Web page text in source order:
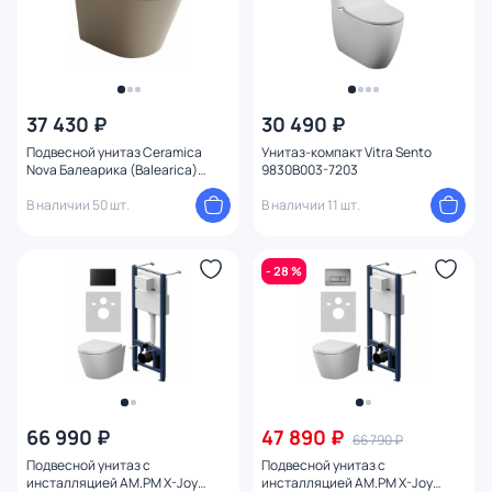
37 430 ₽
Подвесной унитаз Ceramica
Nova Балеарика (Balearica)
микролифтом
В наличии 50 шт.
30 490 ₽
Унитаз-компакт Vitra Sento
9830B003-7203
В наличии 11 шт.
66 990 ₽
Подвесной унитаз с
инсталляцией AM.PM X-Joy
- 28 %
47 890 ₽ 66 790 ₽
Подвесной унитаз с
инсталляцией AM.PM X-Joy